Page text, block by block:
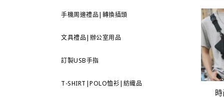
手機周邊禮品|轉換插頭
文具禮品|辦公室用品
訂製USB手指
T-SHIRT|POLO恤衫|紡織品